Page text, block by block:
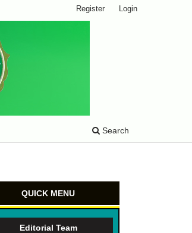
Search
Register Login
QUICK MENU
Editorial Team